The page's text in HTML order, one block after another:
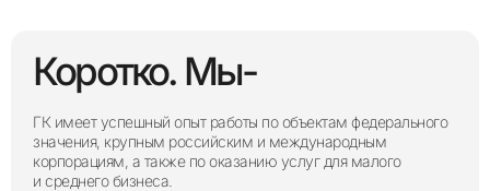
Коротко. Мы-
ГК имеет успешный опыт работы по объектам федерального
значения, крупным российским и международным
корпорациям, а также по оказанию услуг для малого
и среднего бизнеса.